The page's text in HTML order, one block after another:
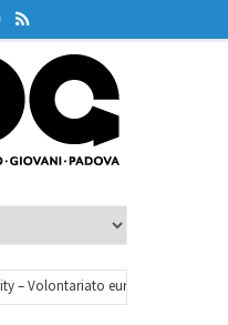
europeo a Padova
di studio 2026/27